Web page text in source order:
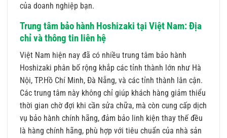
của doanh nghiệp bạn.
Trung tâm bảo hành Hoshizaki tại Việt Nam: Địa
chỉ và thông tin liên hệ
Việt Nam hiện nay đã có nhiều trung tâm bảo hành
Hoshizaki phân bố rộng khắp các tỉnh thành lớn như Hà
Nội, TP.Hồ Chí Minh, Đà Nẵng, và các tỉnh thành lân cận.
Các trung tâm này không chỉ giúp khách hàng giảm thiểu
thời gian chờ đợi khi cần sửa chữa, mà còn cung cấp dịch
vụ bảo hành chính hãng, đảm bảo linh kiện thay thế đều
là hàng chính hãng, phù hợp với tiêu chuẩn của nhà sản